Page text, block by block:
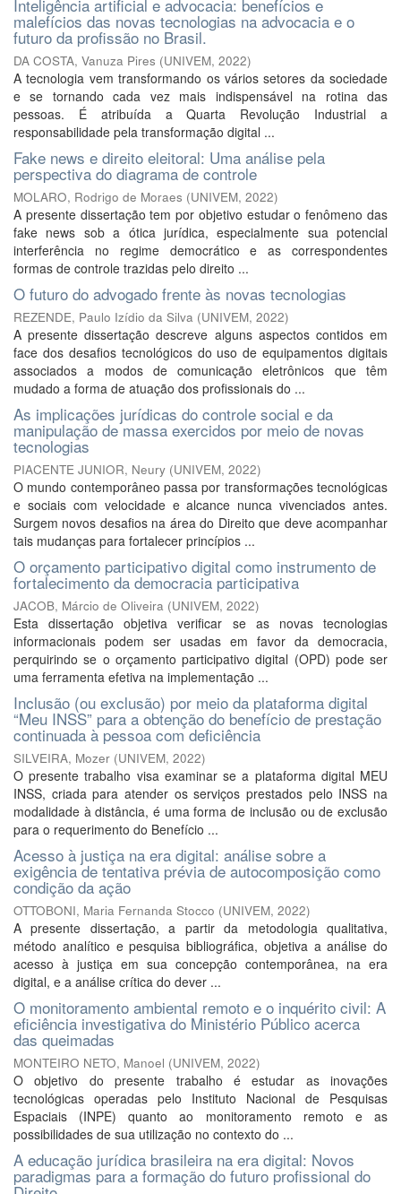
Inteligência artificial e advocacia: benefícios e
malefícios das novas tecnologias na advocacia e o
futuro da profissão no Brasil.
DA COSTA, Vanuza Pires (UNIVEM, 2022)
A tecnologia vem transformando os vários setores da sociedade
e se tornando cada vez mais indispensável na rotina das
pessoas. É atribuída a Quarta Revolução Industrial a
responsabilidade pela transformação digital ...
Fake news e direito eleitoral: Uma análise pela
perspectiva do diagrama de controle
MOLARO, Rodrigo de Moraes (UNIVEM, 2022)
A presente dissertação tem por objetivo estudar o fenômeno das
fake news sob a ótica jurídica, especialmente sua potencial
interferência no regime democrático e as correspondentes
formas de controle trazidas pelo direito ...
O futuro do advogado frente às novas tecnologias
REZENDE, Paulo Izídio da Silva (UNIVEM, 2022)
A presente dissertação descreve alguns aspectos contidos em
face dos desafios tecnológicos do uso de equipamentos digitais
associados a modos de comunicação eletrônicos que têm
mudado a forma de atuação dos profissionais do ...
As implicações jurídicas do controle social e da
manipulação de massa exercidos por meio de novas
tecnologias
PIACENTE JUNIOR, Neury (UNIVEM, 2022)
O mundo contemporâneo passa por transformações tecnológicas
e sociais com velocidade e alcance nunca vivenciados antes.
Surgem novos desafios na área do Direito que deve acompanhar
tais mudanças para fortalecer princípios ...
O orçamento participativo digital como instrumento de
fortalecimento da democracia participativa
JACOB, Márcio de Oliveira (UNIVEM, 2022)
Esta dissertação objetiva verificar se as novas tecnologias
informacionais podem ser usadas em favor da democracia,
perquirindo se o orçamento participativo digital (OPD) pode ser
uma ferramenta efetiva na implementação ...
Inclusão (ou exclusão) por meio da plataforma digital
“Meu INSS” para a obtenção do benefício de prestação
continuada à pessoa com deficiência
SILVEIRA, Mozer (UNIVEM, 2022)
O presente trabalho visa examinar se a plataforma digital MEU
INSS, criada para atender os serviços prestados pelo INSS na
modalidade à distância, é uma forma de inclusão ou de exclusão
para o requerimento do Benefício ...
Acesso à justiça na era digital: análise sobre a
exigência de tentativa prévia de autocomposição como
condição da ação
OTTOBONI, Maria Fernanda Stocco (UNIVEM, 2022)
A presente dissertação, a partir da metodologia qualitativa,
método analítico e pesquisa bibliográfica, objetiva a análise do
acesso à justiça em sua concepção contemporânea, na era
digital, e a análise crítica do dever ...
O monitoramento ambiental remoto e o inquérito civil: A
eficiência investigativa do Ministério Público acerca
das queimadas
MONTEIRO NETO, Manoel (UNIVEM, 2022)
O objetivo do presente trabalho é estudar as inovações
tecnológicas operadas pelo Instituto Nacional de Pesquisas
Espaciais (INPE) quanto ao monitoramento remoto e as
possibilidades de sua utilização no contexto do ...
A educação jurídica brasileira na era digital: Novos
paradigmas para a formação do futuro profissional do